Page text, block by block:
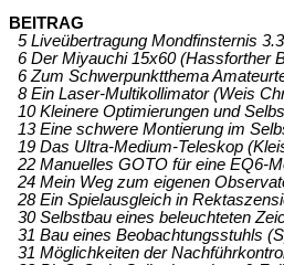
BEITRAG
5 Liveübertragung Mondfinsternis
6 Der Miyauchi 15x60 (Hassforther
6 Zum Schwerpunktthema
8 Ein Laser-Multikollimator (Weis
10 Kleinere Optimierungen und
13 Eine schwere Montierung im
19 Das Ultra-Medium-Teleskop
22 Manuelles GOTO für eine EQ6-
24 Mein Weg zum eigenen
28 Ein Spielausgleich in
30 Selbstbau eines beleuchteten
31 Bau eines Beobachtungsstuhls
31 Möglichkeiten der